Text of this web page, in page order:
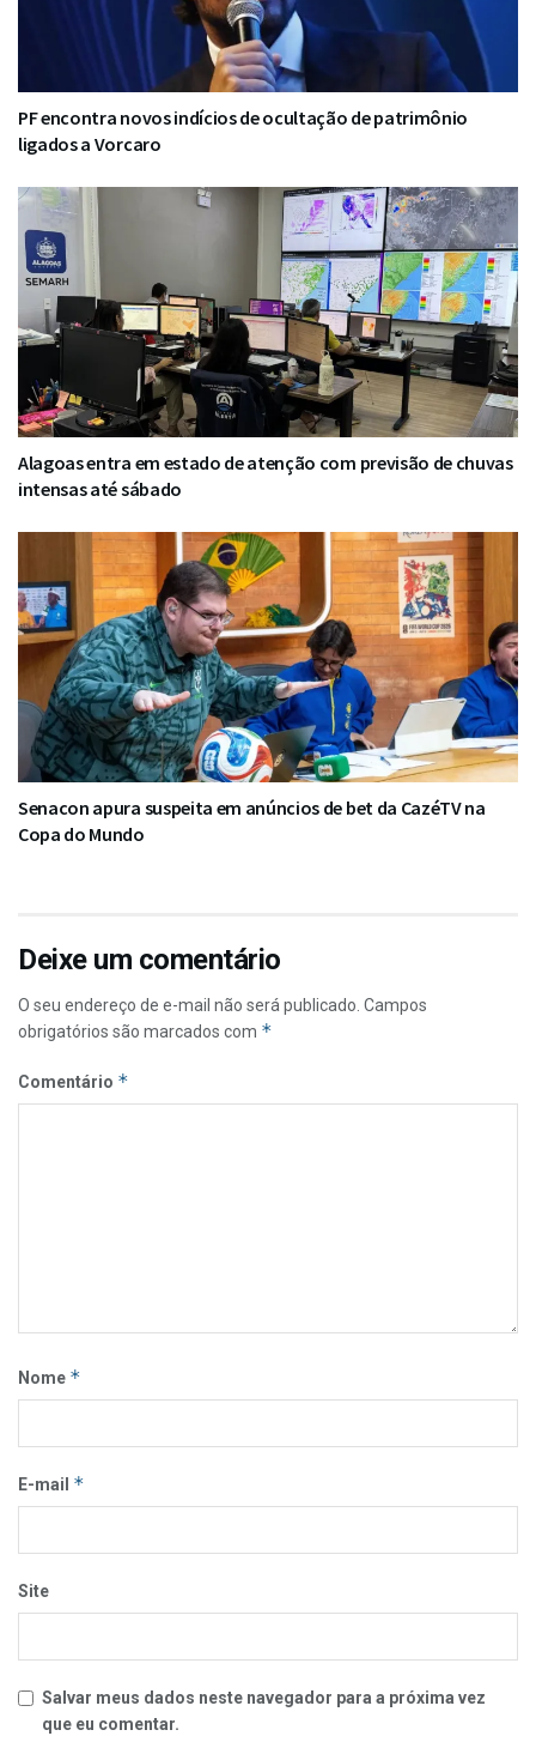
PF encontra novos indícios de ocultação de patrimônio
ligados a Vorcaro
Alagoas entra em estado de atenção com previsão de chuvas
intensas até sábado
Senacon apura suspeita em anúncios de bet da CazéTV na
Copa do Mundo
Deixe um comentário
O seu endereço de e-mail não será publicado. Campos
obrigatórios são marcados com *
Comentário *
Nome *
E-mail *
Site
Salvar meus dados neste navegador para a próxima vez
que eu comentar.